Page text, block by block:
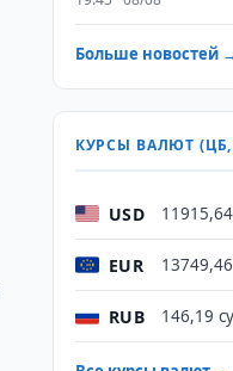
Больше новостей
КУРСЫ ВАЛЮТ (ЦБ,
USD
EUR
RUB 146,19